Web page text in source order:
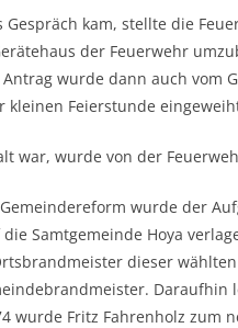
kam, stellte die
der Feuerwehr
wurde dann auch vom
kleinen Feierstunde
war, wurde von der
wurde der
Samtgemeinde Hoya
dieser
Daraufhin
wurde Fritz Fahrenholz zum